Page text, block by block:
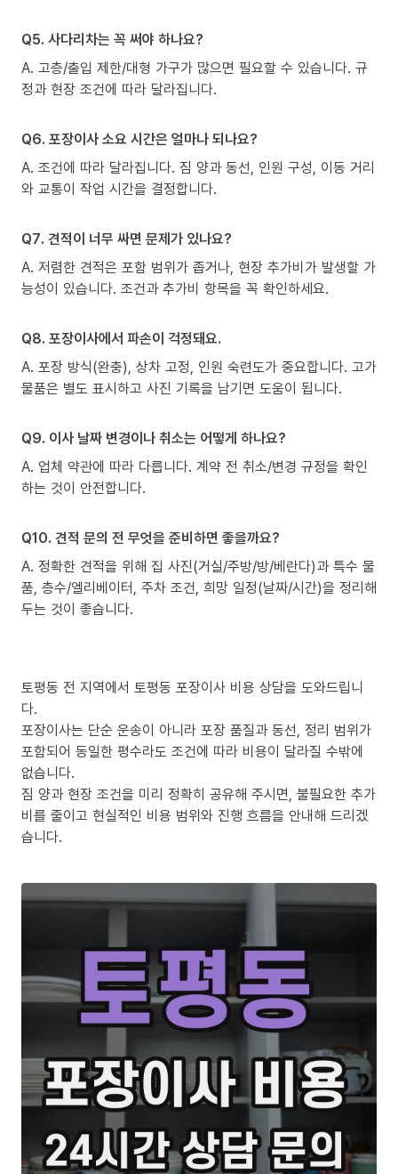
Q5. 사다리차는 꼭 써야 하나요?
A. 고층/출입 제한/대형 가구가 많으면 필요할 수 있습니다. 규
정과 현장 조건에 따라 달라집니다.
Q6. 포장이사 소요 시간은 얼마나 되나요?
A. 조건에 따라 달라집니다. 짐 양과 동선, 인원 구성, 이동 거리
와 교통이 작업 시간을 결정합니다.
Q7. 견적이 너무 싸면 문제가 있나요?
A. 저렴한 견적은 포함 범위가 좁거나, 현장 추가비가 발생할 가
능성이 있습니다. 조건과 추가비 항목을 꼭 확인하세요.
Q8. 포장이사에서 파손이 걱정돼요.
A. 포장 방식(완충), 상차 고정, 인원 숙련도가 중요합니다. 고가
물품은 별도 표시하고 사진 기록을 남기면 도움이 됩니다.
Q9. 이사 날짜 변경이나 취소는 어떻게 하나요?
A. 업체 약관에 따라 다릅니다. 계약 전 취소/변경 규정을 확인
하는 것이 안전합니다.
Q10. 견적 문의 전 무엇을 준비하면 좋을까요?
A. 정확한 견적을 위해 집 사진(거실/주방/방/베란다)과 특수 물
품, 층수/엘리베이터, 주차 조건, 희망 일정(날짜/시간)을 정리해
두는 것이 좋습니다.
토평동 전 지역에서 토평동 포장이사 비용 상담을 도와드립니
다.
포장이사는 단순 운송이 아니라 포장 품질과 동선, 정리 범위가
포함되어 동일한 평수라도 조건에 따라 비용이 달라질 수밖에
없습니다.
짐 양과 현장 조건을 미리 정확히 공유해 주시면, 불필요한 추가
비를 줄이고 현실적인 비용 범위와 진행 흐름을 안내해 드리겠
습니다.